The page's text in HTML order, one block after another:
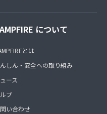
について
とは
しん・安全への取り組み
ース
プ
い合わせ